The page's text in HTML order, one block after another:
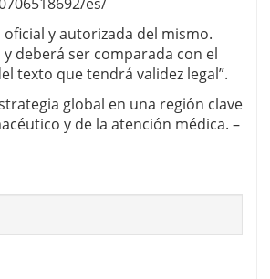
y autorizada del mismo.
deberá ser comparada con el
texto que tendrá validez legal”.
global en una región clave
y de la atención médica. –